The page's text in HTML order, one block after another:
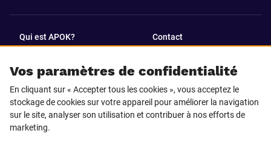
Vos paramètres de confidentialité
En cliquant sur « Accepter tous les cookies », vous acceptez le
stockage de cookies sur votre appareil pour améliorer la navigation
sur le site, analyser son utilisation et contribuer à nos efforts de
marketing.
Qui est APOK? Contact
SUIVEZ-NOUS SUR
Facebook LinkedIn